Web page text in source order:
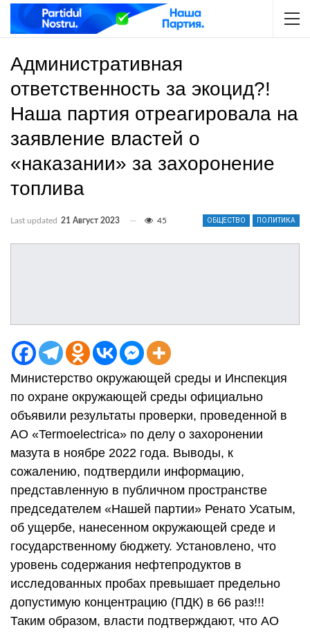
Административная
ответственность за экоцид?!
Наша партия отреагировала на
заявление властей о
«наказании» за захоронение
топлива
ОБЩЕСТВО ПОЛИТИКА
Last updated 21 Август 2023 45
Министерство окружающей среды и Инспекция
по охране окружающей среды официально
объявили результаты проверки, проведенной в
АО «Termoelectrica» по делу о захоронении
мазута в ноябре 2022 года. Выводы, к
сожалению, подтвердили информацию,
представленную в публичном пространстве
председателем «Нашей партии» Ренато Усатым,
об ущербе, нанесенном окружающей среде и
государственному бюджету. Установлено, что
уровень содержания нефтепродуктов в
исследованных пробах превышает предельно
допустимую концентрацию (ПДК) в 66 раз!!!
Таким образом, власти подтверждают, что АО